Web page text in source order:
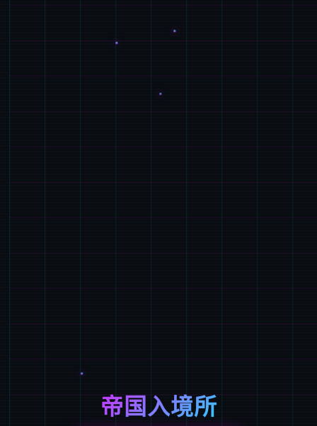
帝国入境所